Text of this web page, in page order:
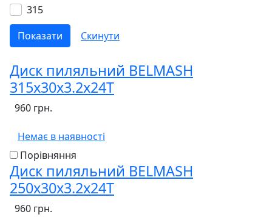
315
Диск пиляльний BELMASH
315х30х3.2х24T
960 грн.
Немає в наявності
Порівняння
Диск пиляльний BELMASH
250х30х3.2х24T
960 грн.